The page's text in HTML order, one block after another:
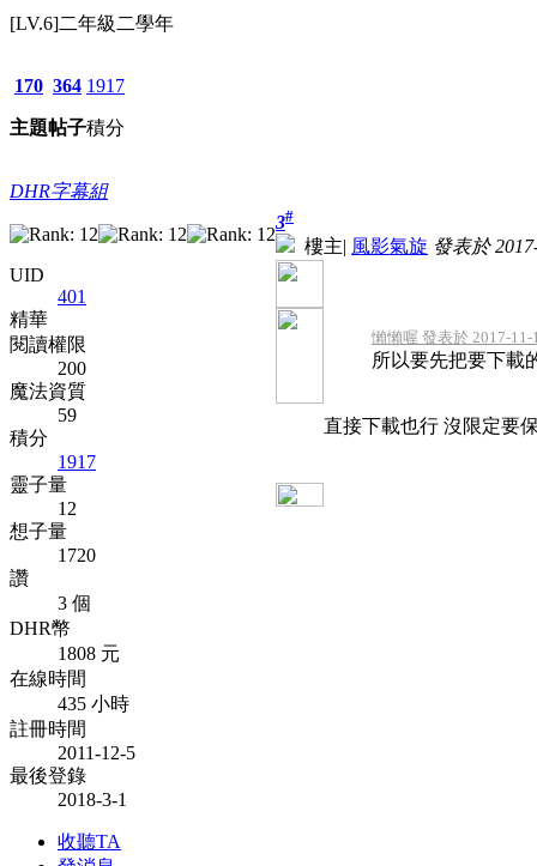
[LV.6]二年級二學年
170
主題
364
帖子
1917
積分
DHR字幕組
UID
401
精華
閱讀權限
200
魔法資質
59
積分
1917
靈子量
12
想子量
1720
讚
3 個
DHR幣
1808 元
在線時間
435 小時
註冊時間
2011-12-5
最後登錄
2018-3-1
收聽TA
3#
樓主| 風影氣旋 發表於
懶懶喔 發表於 2017-11-
所以要先把要下載
直接下載也行 沒限定要